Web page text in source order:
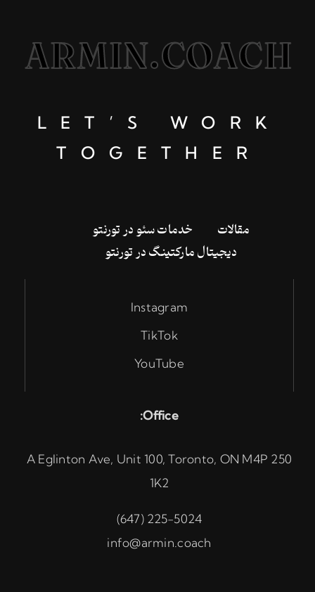
ARMIN.COACH
LET’S WORK
TOGETHER
‌مقالات
خدمات سئو در تورنتو
دیجیتال مارکتینگ در تورنتو
Instagram
TikTok
YouTube
Office:
250 A Eglinton Ave, Unit 100, Toronto, ON M4P
1K2
225-5024 (647)
info@armin.coach